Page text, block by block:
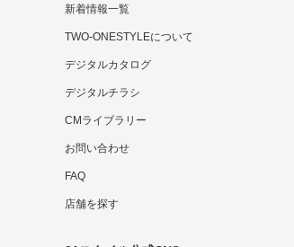
新着情報一覧
TWO-ONESTYLEについて
デジタルカタログ
デジタルチラシ
CMライブラリー
お問い合わせ
FAQ
店舗を探す